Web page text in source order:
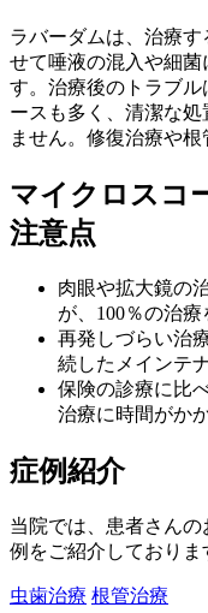
ラバーダムは、治療
せて唾液の混入や細
す。治療後のトラブ
ースも多く、清潔な
ません。修復治療や根
マイクロスコ
注意点
肉眼や拡大鏡の
が、100％の治療
再発しづらい治
続したメインテ
保険の診療に比
治療に時間がか
症例紹介
当院では、患者さん
例をご紹介しておりま
虫歯治療 根管治療